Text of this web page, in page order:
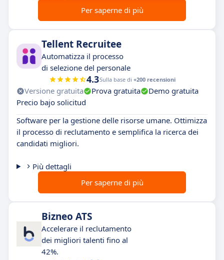
Per saperne di più
Tellent Recruitee
Automatizza il processo
di selezione del personale
4.3Sulla base di +200 recensioni
Versione gratuita Prova gratuita
Demo gratuita
Precio bajo solicitud
Software per la gestione delle risorse umane. Ottimizza
il processo di reclutamento e semplifica la ricerca dei
candidati migliori.
Più dettagli
Per saperne di più
Bizneo ATS
Accelerare il reclutamento
dei migliori talenti fino al
42%.